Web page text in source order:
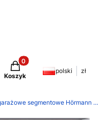
Produkty w koszyku: 0.
Koszyk
polski zł
Bramy garażowe segmentowe Hörmann LPU 42